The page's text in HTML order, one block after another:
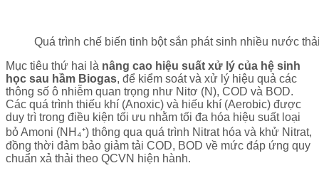
Quá trình chế biến tinh bột sắn phát sinh nhiều nước
Mục tiêu thứ hai là nâng cao hiệu suất xử lý của hệ sinh
học sau hầm Biogas, để kiểm soát và xử lý hiệu quả các
thông số ô nhiễm quan trọng như Nitơ (N), COD và BOD.
Các quá trình thiếu khí (Anoxic) và hiếu khí (Aerobic) được
duy trì trong điều kiện tối ưu nhằm tối đa hóa hiệu suất loại
bỏ Amoni (NH₄⁺) thông qua quá trình Nitrat hóa và khử Nitrat,
đồng thời đảm bảo giảm tải COD, BOD về mức đáp ứng quy
chuẩn xả thải theo QCVN hiện hành.